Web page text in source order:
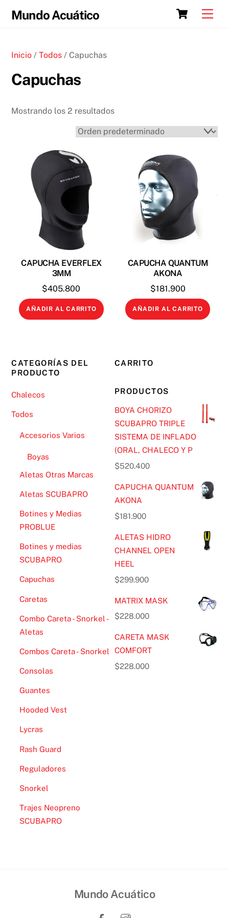
Cart
Mundo Acuático
Inicio /Todos / Capuchas
Capuchas
Mostrando los 2 resultados
CAPUCHA EVERFLEX
3MM
$405.800
AÑADIR AL CARRITO
CAPUCHA QUANTUM
AKONA
$181.900
AÑADIR AL CARRITO
CATEGORÍAS DEL
PRODUCTO
Chalecos
Todos
Accesorios Varios
Boyas
Aletas Otras Marcas
Aletas SCUBAPRO
Botines y Medias
PROBLUE
Botines y medias
SCUBAPRO
Capuchas
Caretas
Combo Careta - Snorkel -
Aletas
Combos Careta - Snorkel
Consolas
Guantes
Hooded Vest
Lycras
Rash Guard
Reguladores
Snorkel
Trajes Neopreno
SCUBAPRO
CARRITO
PRODUCTOS
BOYA CHORIZO
SCUBAPRO TRIPLE
SISTEMA DE INFLADO
(ORAL, CHALECO Y P
$520.400
CAPUCHA QUANTUM
AKONA
$181.900
ALETAS HIDRO
CHANNEL OPEN
HEEL
$299.900
MATRIX MASK
$228.000
CARETA MASK
COMFORT
$228.000
Mundo Acuático